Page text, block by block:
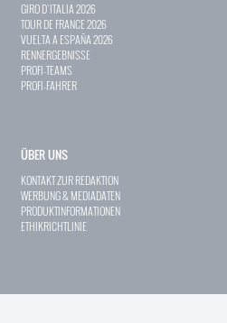
GIRO D`ITALIA 2026
TOUR DE FRANCE 2026
VUELTA A ESPAÑA 2026
RENNERGEBNISSE
PROFI-TEAMS
PROFI-FAHRER
ÜBER UNS
KONTAKT ZUR REDAKTION
WERBUNG & MEDIADATEN
PRODUKTINFORMATIONEN
ETHIKRICHTLINIE